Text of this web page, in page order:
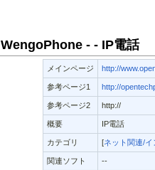
WengoPhone - - IP電話
メインページ http://
参考ページ1 http://
参考ページ2 http://
概要 IP電話
カテゴリ [ネット関連/イ
関連ソフト --